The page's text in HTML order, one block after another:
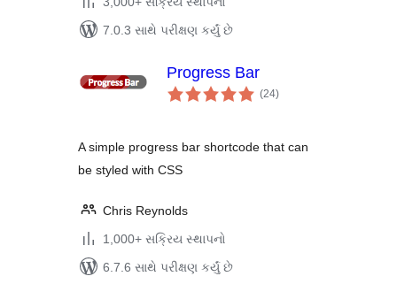
7.0.3 સાથે પરીક્ષણ કર્યું છે
Progress Bar
(24કુલ
રેટિંગ્સ
)
A simple progress bar shortcode that can
be styled with CSS
Chris Reynolds
1,000+ સક્રિય સ્થાપનો
6.7.6 સાથે પરીક્ષણ કર્યું છે